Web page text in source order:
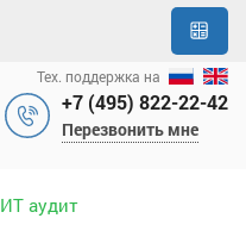
+7 (495) 822-22-42
Перезвонить мне
Тех. поддержка на
ИТ аудит